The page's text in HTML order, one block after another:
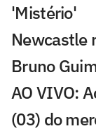
'Mistério'
Newcastle
Bruno
AO VIVO:
(03) do